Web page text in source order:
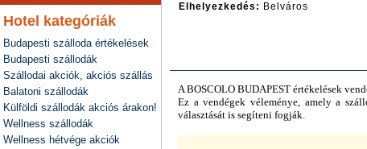
Hotel kategóriák
Budapesti szálloda értékelések
Budapesti szállodák
Szállodai akciók, akciós szállás
Balatoni szállodák
Külföldi szállodák akciós árakon!
Wellness szállodák
Wellness hétvége akciók
Elhelyezkedés: Belváros
ABOSCOLO BUDAPEST értékelések
Ez a vendégek véleménye, amely a
választását is segíteni fogják.